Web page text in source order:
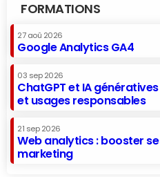
FORMATIONS
27 aoû 2026
Google Analytics GA4
03 sep 2026
ChatGPT et IA
et usages responsables
21 sep 2026
Web analytics : booster
marketing